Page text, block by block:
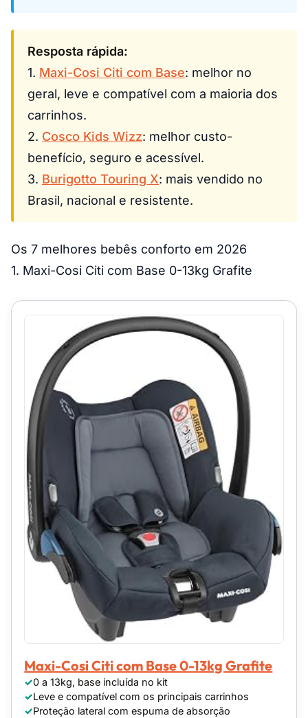
Resposta rápida:
1. Maxi-Cosi Citi com Base: melhor no
geral, leve e compatível com a maioria dos
carrinhos.
2. Cosco Kids Wizz: melhor custo-
benefício, seguro e acessível.
3. Burigotto Touring X: mais vendido no
Brasil, nacional e resistente.
Os 7 melhores bebês conforto em 2026
1. Maxi-Cosi Citi com Base 0-13kg Grafite
Maxi-Cosi Citi com Base 0-13kg Grafite
0 a 13kg, base incluída no kit
Leve e compatível com os principais carrinhos
Proteção lateral com espuma de absorção